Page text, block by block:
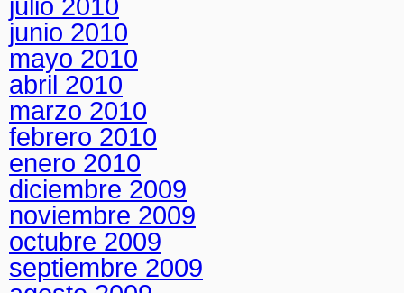
junio 2010
mayo 2010
abril 2010
marzo 2010
febrero 2010
enero 2010
diciembre 2009
noviembre 2009
octubre 2009
septiembre 2009